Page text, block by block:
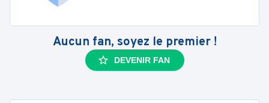
Aucun fan, soyez le premier !
DEVENIR FAN